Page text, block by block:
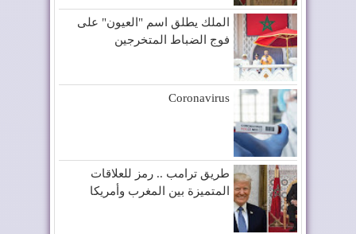
الملك يطلق اسم "العيون" على
فوج الضباط المتخرجين
Coronavirus
طريق ترامب .. رمز للعلاقات
المتميزة بين المغرب وأمريكا